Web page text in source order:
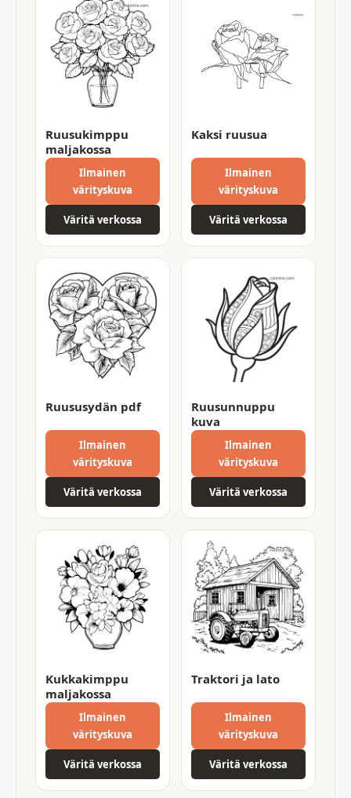
Ruusukimppu
maljakossa
Ilmainen
värityskuva
Väritä verkossa
Kaksi ruusua
Ilmainen
värityskuva
Väritä verkossa
Ruususydän pdf
Ilmainen
värityskuva
Väritä verkossa
Ruusunnuppu
kuva
Ilmainen
värityskuva
Väritä verkossa
Kukkakimppu
maljakossa
Ilmainen
värityskuva
Väritä verkossa
Traktori ja lato
Ilmainen
värityskuva
Väritä verkossa